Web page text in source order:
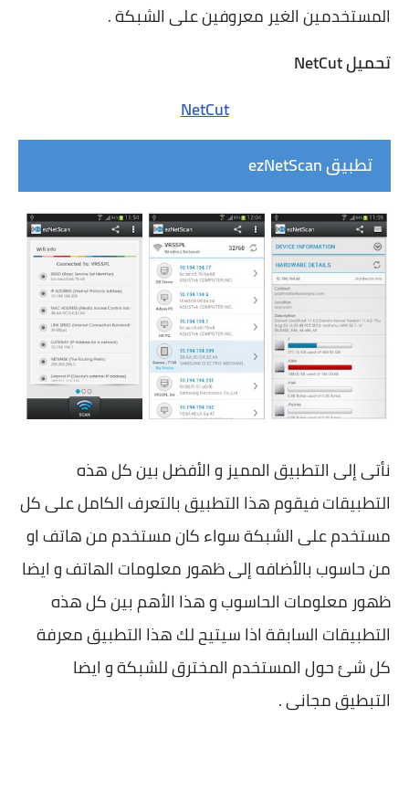
المستخدمين الغير معروفين على الشبكة .
تحميل NetCut
NetCut
تطبيق ezNetScan
نأتى إلى التطبيق المميز و الأفضل بين كل هذه
التطبيقات فيقوم هذا التطبيق بالتعرف الكامل على كل
مستخدم على الشبكة سواء كان مستخدم من هاتف او
من حاسوب بالأضافه إلى ظهور معلومات الهاتف و ايضا
ظهور معلومات الحاسوب و هذا الأهم بين كل هذه
التطبيقات السابقة اذا سيتيح لك هذا التطبيق معرفة
كل شئ حول المستخدم المخترق للشبكة و ايضا
التبطيق مجانى .